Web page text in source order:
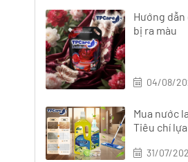
Hướng
bị ra màu
04/08/
Mua nước
Tiêu chí
31/07/